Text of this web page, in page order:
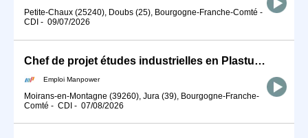
Petite-Chaux (25240), Doubs (25), Bourgogne-Franche-Comté -
CDI - 09/07/2026
Chef de projet études industrielles en Plasturgie - CDI (H/F)
Emploi Manpower
Moirans-en-Montagne (39260), Jura (39), Bourgogne-Franche-
Comté - CDI - 07/08/2026